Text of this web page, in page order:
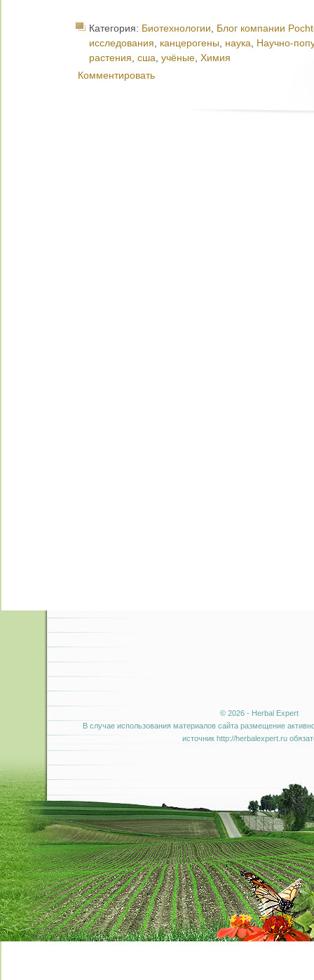
Категория: Биотехнологии, Блог компании
исследования, канцерогены, наука, Научно-
растения, сша, учёные, Химия
Комментировать
© 2026 - Herbal Expert
В случае использования материалов сайта размещение
источник http://herbalexpert.ru